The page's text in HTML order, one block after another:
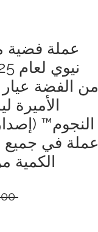
عملة في جميع
الكمية
‏27,500 JP¥